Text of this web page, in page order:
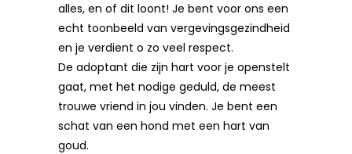
alles, en of dit loont! Je bent voor ons een
echt toonbeeld van vergevingsgezindheid
en je verdient o zo veel respect.
De adoptant die zijn hart voor je openstelt
gaat, met het nodige geduld, de meest
trouwe vriend in jou vinden. Je bent een
schat van een hond met een hart van
goud.